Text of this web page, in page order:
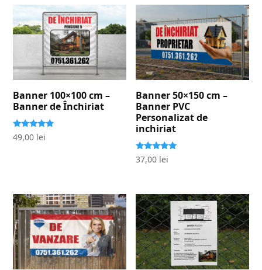
Banner 100×100 cm –
Banner de Închiriat
Evaluat la
5.00
49,00 lei
Banner 50×150 cm –
Banner PVC
Personalizat de
inchiriat
Evaluat la
5.00
37,00 lei